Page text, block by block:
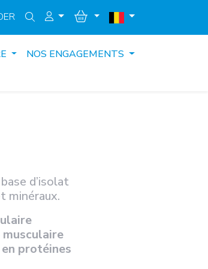
NOS ENGAGEMENTS
d’isolat
minéraux.
protéines